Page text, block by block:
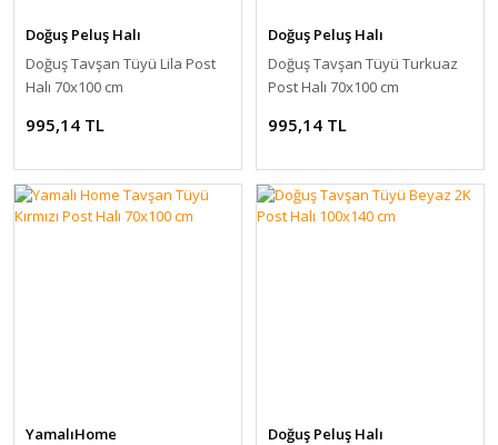
Doğuş Peluş Halı
Doğuş Tavşan Tüyü Lila Post
Halı 70x100 cm
995,14 TL
Doğuş Peluş Halı
Doğuş Tavşan Tüyü Turkuaz
Post Halı 70x100 cm
995,14 TL
YamalıHome
Doğuş Peluş Halı